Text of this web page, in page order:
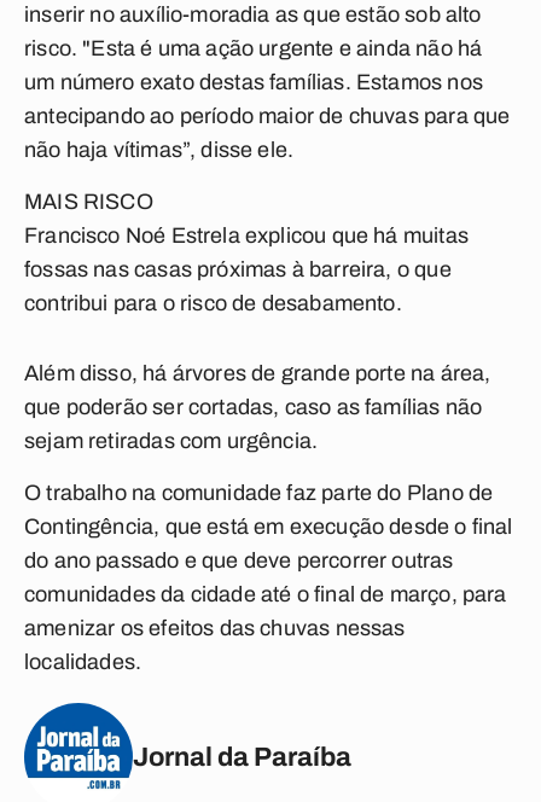
inserir no auxílio-moradia as que estão sob alto
risco. "Esta é uma ação urgente e ainda não há
um número exato destas famílias. Estamos nos
antecipando ao período maior de chuvas para que
não haja vítimas”, disse ele.
MAIS RISCO
Francisco Noé Estrela explicou que há muitas
fossas nas casas próximas à barreira, o que
contribui para o risco de desabamento.
Além disso, há árvores de grande porte na área,
que poderão ser cortadas, caso as famílias não
sejam retiradas com urgência.
O trabalho na comunidade faz parte do Plano de
Contingência, que está em execução desde o final
do ano passado e que deve percorrer outras
comunidades da cidade até o final de março, para
amenizar os efeitos das chuvas nessas
localidades.
Jornal da Paraíba